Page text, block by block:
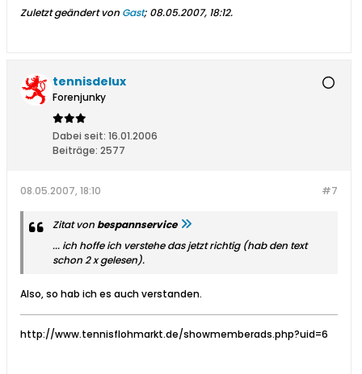
Zuletzt geändert von Gast; 08.05.2007, 18:12.
tennisdelux
Forenjunky
Dabei seit: 16.01.2006
Beiträge: 2577
#7
08.05.2007, 18:10
Zitat vonbespannservice
... ich hoffe ich verstehe das jetzt richtig (hab den text
schon 2 x gelesen).
Also, so hab ich es auch verstanden.
http://www.tennisflohmarkt.de/showmemberads.php?uid=6